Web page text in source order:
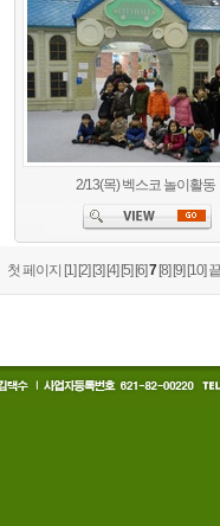
2/13(목) 벡스코 놀이활동
첫 페이지 [1] [2] [3] [4] [5] [6]7 [8] [9] [10]